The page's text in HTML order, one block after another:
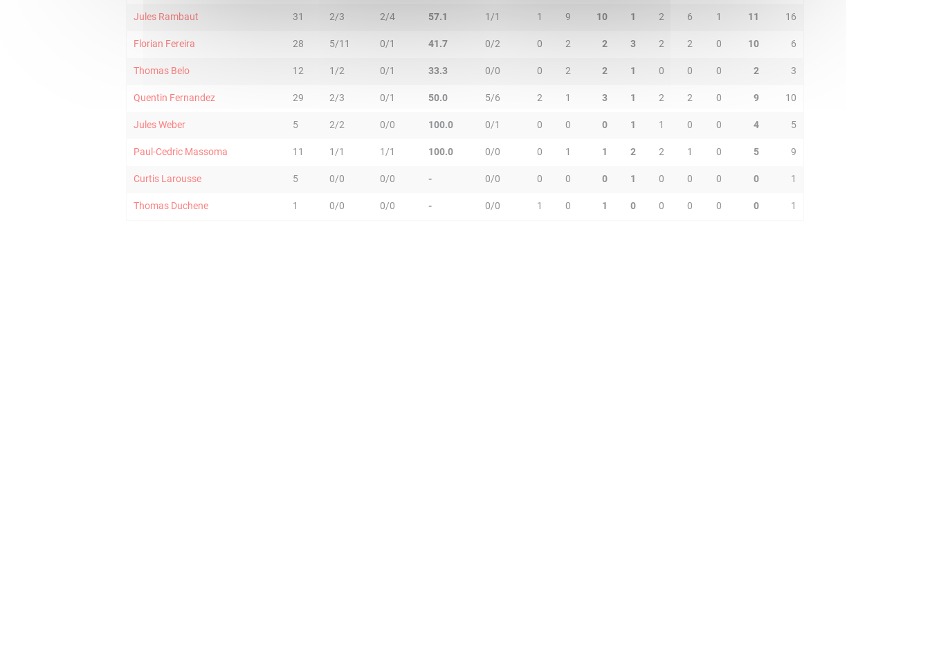
Jules Rambaut 31 2/3 2/4 57.1 1/1 1 9 10 1 2 6 1 11 16
Florian Fereira 28 5/11 0/1 41.7 0/2 0 2 2 3 2 2 0 10 6
Thomas Belo 12 1/2 0/1 33.3 0/0 0 2 2 1 0 0 0 2 3
Quentin Fernandez 29 2/3 0/1 50.0 5/6 2 1 3 1 2 2 0 9 10
Jules Weber 5 2/2 0/0 100.0 0/1 0 0 0 1 1 0 0 4 5
Paul-Cedric Massoma 11 1/1 1/1 100.0 0/0 0 1 1 2 2 1 0 5 9
Curtis Larousse 5 0/0 0/0 - 0/0 0 0 0 1 0 0 0 0 1
Thomas Duchene 1 0/0 0/0 - 0/0 1 0 1 0 0 0 0 0 1